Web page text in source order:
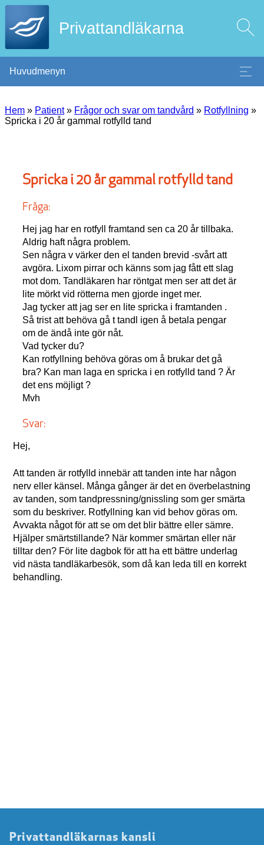
Privattandläkarna
Huvudmenyn
Hem » Patient» Frågor och svar om tandvård » Rotfyllning »
Spricka i 20 år gammal rotfylld tand
Spricka i 20 år gammal rotfylld tand
Fråga:
Hej jag har en rotfyll framtand sen ca 20 år tillbaka.
Aldrig haft några problem.
Sen några v värker den el tanden brevid -svårt att
avgöra. Lixom pirrar och känns som jag fått ett slag
mot dom. Tandläkaren har röntgat men ser att det är
lite mörkt vid rötterna men gjorde inget mer.
Jag tycker att jag ser en lite spricka i framtanden .
Så trist att behöva gå t tandl igen å betala pengar
om de ändå inte gör nåt.
Vad tycker du?
Kan rotfyllning behöva göras om å brukar det gå
bra? Kan man laga en spricka i en rotfylld tand ? Är
det ens möjligt ?
Mvh
Svar:
Hej,
Att tanden är rotfylld innebär att tanden inte har någon
nerv eller känsel. Många gånger är det en överbelastning
av tanden, som tandpressning/gnissling som ger smärta
som du beskriver. Rotfyllning kan vid behov göras om.
Avvakta något för att se om det blir bättre eller sämre.
Hjälper smärtstillande? När kommer smärtan eller när
tilltar den? För lite dagbok för att ha ett bättre underlag
vid nästa tandläkarbesök, som då kan leda till en korrekt
behandling.
Privattandläkarnas kansli